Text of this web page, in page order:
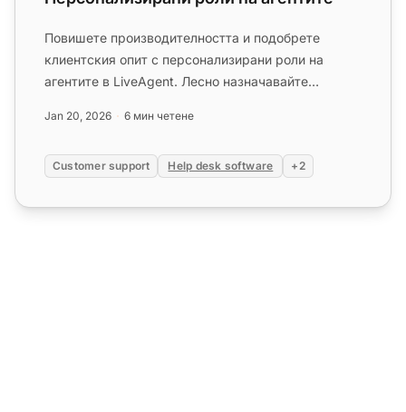
Повишете производителността и подобрете
клиентския опит с персонализирани роли на
агентите в LiveAgent. Лесно назначавайте
Jan 20, 2026 6 мин четене
Customer support Help desk software +2